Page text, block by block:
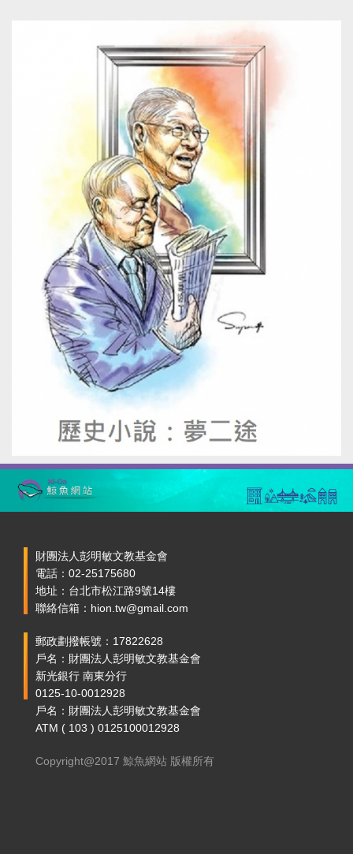
財團法人彭明敏文教基金會
電話：02-25175680
地址：台北市松江路9號14樓
聯絡信箱：hion.tw@gmail.com
郵政劃撥帳號：17822628
戶名：財團法人彭明敏文教基金會
新光銀行 南東分行
0125-10-0012928
戶名：財團法人彭明敏文教基金會
ATM ( 103 ) 0125100012928
Copyright@2017 鯨魚網站 版權所有